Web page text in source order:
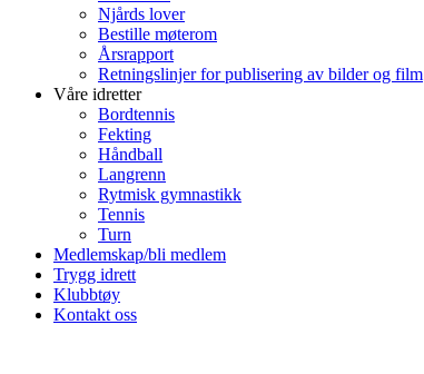
Njårds lover
Bestille møterom
Årsrapport
Retningslinjer for publisering av bilder og film
Våre idretter
Bordtennis
Fekting
Håndball
Langrenn
Rytmisk gymnastikk
Tennis
Turn
Medlemskap/bli medlem
Trygg idrett
Klubbtøy
Kontakt oss